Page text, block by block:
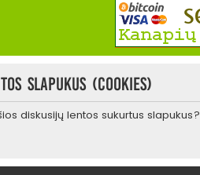
slapukus (cookies)
diskusijų lentos sukurtus slapukus?